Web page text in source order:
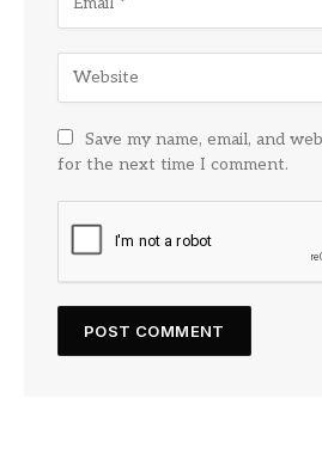
Save my name, email, and
for the next time I comment.